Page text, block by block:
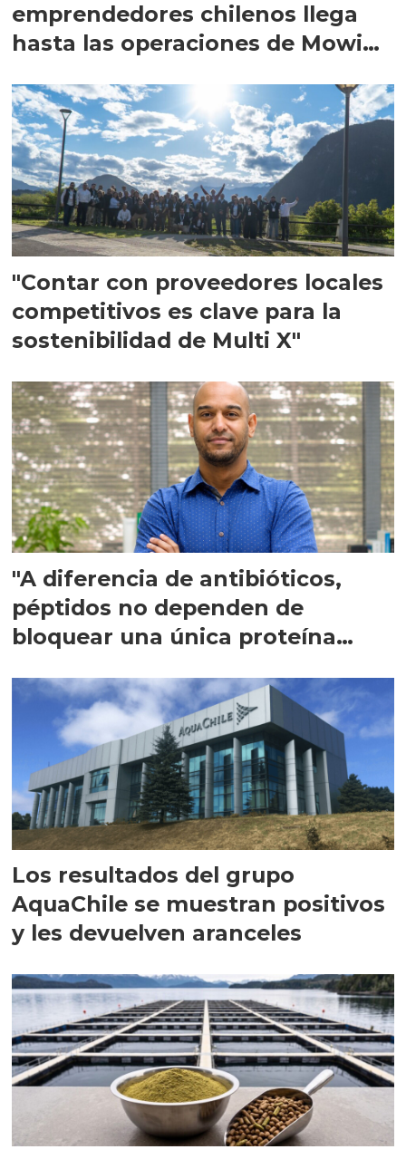
emprendedores chilenos llega
hasta las operaciones de Mowi
"Contar con proveedores locales
competitivos es clave para la
sostenibilidad de Multi X"
"A diferencia de antibióticos,
péptidos no dependen de
bloquear una única proteína
Los resultados del grupo
AquaChile se muestran positivos
y les devuelven aranceles